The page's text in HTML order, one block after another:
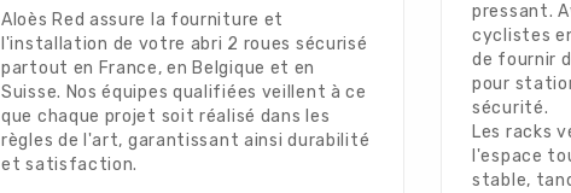
Aloès Red assure la fourniture et
l'installation de votre abri 2 roues sécurisé
partout en France, en Belgique et en
Suisse. Nos équipes qualifiées veillent à ce
que chaque projet soit réalisé dans les
règles de l'art, garantissant ainsi durabilité
et satisfaction.
pressant.
cyclistes
de fournir
pour
sécurité.
Les racks
l'espace
stable,